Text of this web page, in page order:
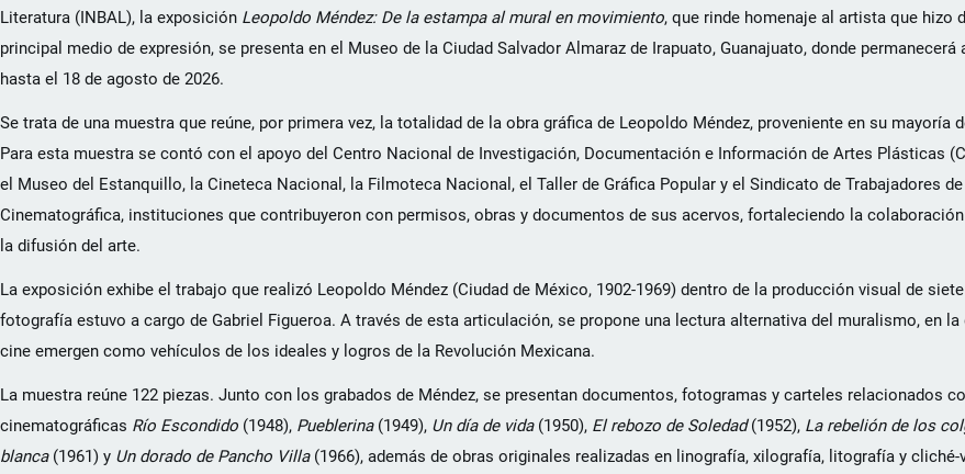
Literatura (INBAL), la exposición Leopoldo Méndez: De la estampa al mural en movimiento, que rinde homenaje al artista que hizo
principal medio de expresión, se presenta en el Museo de la Ciudad Salvador Almaraz de Irapuato, Guanajuato, donde permanecerá
hasta el 18 de agosto de 2026.
Se trata de una muestra que reúne, por primera vez, la totalidad de la obra gráfica de Leopoldo Méndez, proveniente en su mayoría
Para esta muestra se contó con el apoyo del Centro Nacional de Investigación, Documentación e Información de Artes Plásticas
el Museo del Estanquillo, la Cineteca Nacional, la Filmoteca Nacional, el Taller de Gráfica Popular y el Sindicato de Trabajadores
Cinematográfica, instituciones que contribuyeron con permisos, obras y documentos de sus acervos, fortaleciendo la
la difusión del arte.
La exposición exhibe el trabajo que realizó Leopoldo Méndez (Ciudad de México, 1902-1969) dentro de la producción visual de
fotografía estuvo a cargo de Gabriel Figueroa. A través de esta articulación, se propone una lectura alternativa del muralismo, en la
cine emergen como vehículos de los ideales y logros de la Revolución Mexicana.
La muestra reúne 122 piezas. Junto con los grabados de Méndez, se presentan documentos, fotogramas y carteles relacionados
cinematográficas Río Escondido (1948), Pueblerina(1949), Un día de vida(1950), El rebozo de Soledad(1952), La rebelión de los
blanca(1961) y Un dorado de Pancho Villa(1966), además de obras originales realizadas en linografía, xilografía, litografía y cliché-